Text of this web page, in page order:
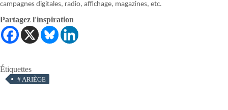
campagnes digitales, radio, affichage, magazines, etc.
Partagez l'inspiration
Étiquettes
#ARIÈGE